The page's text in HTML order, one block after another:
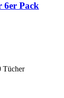
6er Pack
Tücher